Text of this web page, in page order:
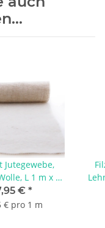
Jutegewebe,
L 1 m x B
Wollband mit
weiß natur
€ *
€ pro 1 m